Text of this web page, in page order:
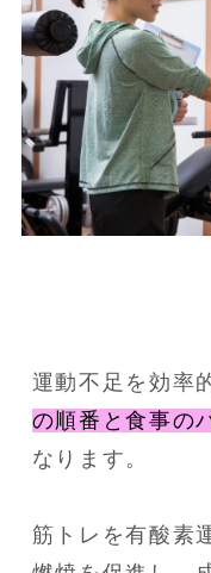
運動不足を効率
の順番と食事の
なります。
筋トレを有酸素